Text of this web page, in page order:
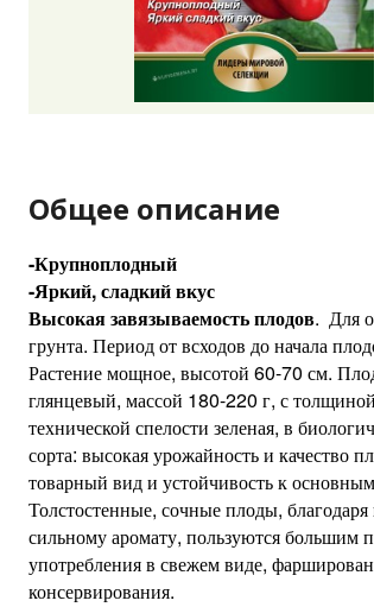
Общее описание
-Крупноплодный
-Яркий, сладкий вкус
Высокая завязываемость плодов. Для
грунта. Период от всходов до начала
Растение мощное, высотой 60-70 см.
глянцевый, массой 180-220 г, с
технической спелости зеленая, в
сорта: высокая урожайность и качество
товарный вид и устойчивость к
Толстостенные, сочные плоды,
сильному аромату, пользуются большим
употребления в свежем виде,
консервирования.